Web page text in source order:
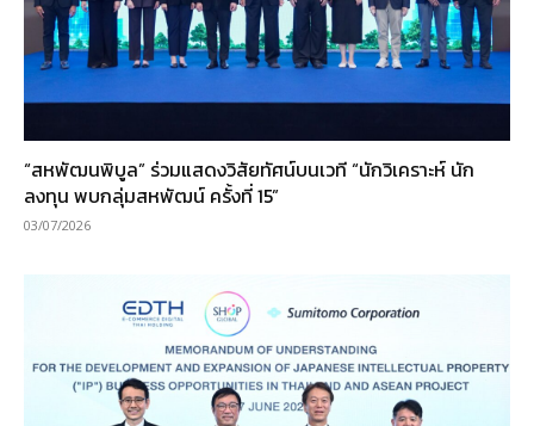
“สหพัฒนพิบูล” ร่วมแสดงวิสัยทัศน์บนเวที “นักวิเคราะห์ นัก
ลงทุน พบกลุ่มสหพัฒน์ ครั้งที่ 15”
03/07/2026